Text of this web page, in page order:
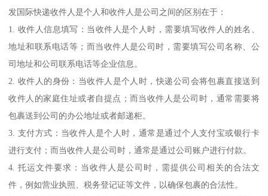
发国际快递收件人是个人和收件人是公司之间的区别在于：
1. 收件人信息填写：当收件人是个人时，需要填写收件人的姓名、
地址和联系电话等；而当收件人是公司时，需要填写公司名称、公
司地址和公司联系电话等企业信息。
2. 收件人的身份：当收件人是个人时，快递公司会将包裹直接送到
收件人的家庭住址或者自提点；而当收件人是公司时，通常需要将
包裹送到公司的办公地址或者邮递柜。
3. 支付方式：当收件人是个人时，通常是通过个人支付宝或银行卡
进行支付；而当收件人是公司时，通常是通过公司账户进行付款。
4. 托运文件要求：当收件人是公司时，需提供公司相关的合法文
件，例如营业执照、税务登记证等文件，以确保包裹的合法性。